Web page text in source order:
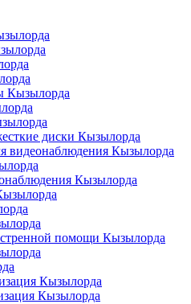
Кызылорда
диски Кызылорда
видеонаблюдения Кызылорда
Кызылорда
помощи Кызылорда
Кызылорда
Кызылорда